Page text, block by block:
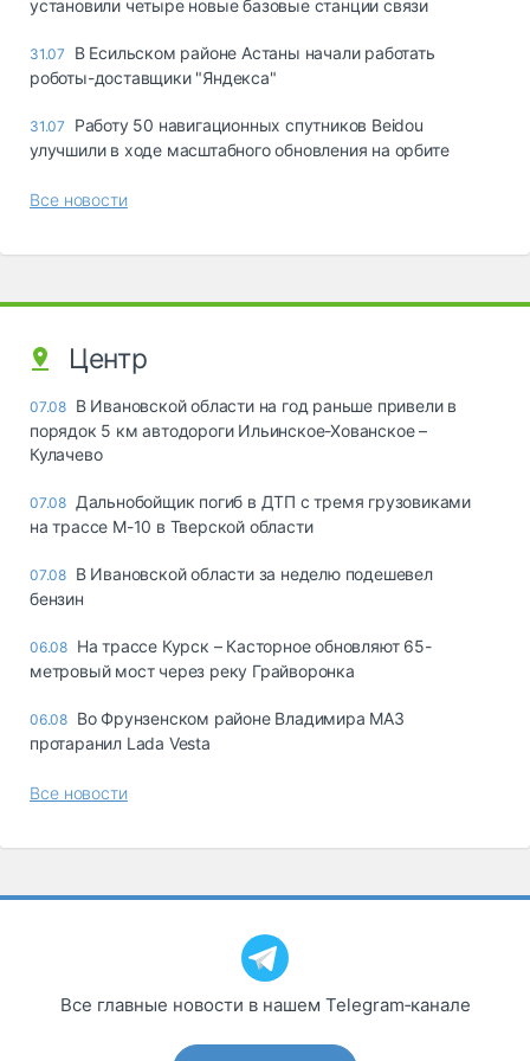
установили четыре новые базовые станции связи
31.07
В Есильском районе Астаны начали работать
роботы-доставщики "Яндекса"
31.07
Работу 50 навигационных спутников Beidou
улучшили в ходе масштабного обновления на орбите
Все новости
Центр
07.08 В Ивановской области на год раньше привели в
порядок 5 км автодороги Ильинское-Хованское –
Кулачево
07.08 Дальнобойщик погиб в ДТП с тремя грузовиками
на трассе М-10 в Тверской области
07.08 В Ивановской области за неделю подешевел
бензин
06.08 На трассе Курск – Касторное обновляют 65-
метровый мост через реку Грайворонка
06.08 Во Фрунзенском районе Владимира МАЗ
протаранил Lada Vesta
Все новости
Все главные новости в нашем Telegram‑канале